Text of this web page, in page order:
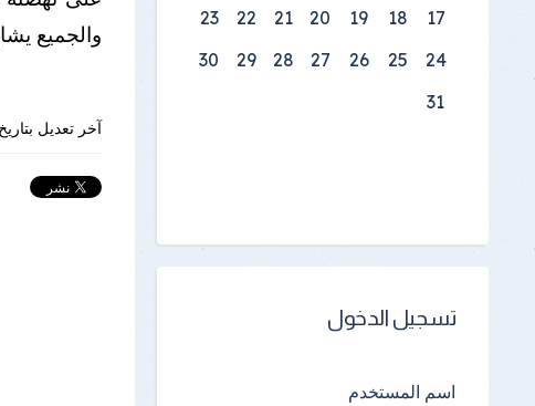
والجميع
آخر تعديل بتاريخ
17
18
19
20
21
22
23
24
25
26
27
28
29
30
31
تسجيل الدخول
اسم المستخدم